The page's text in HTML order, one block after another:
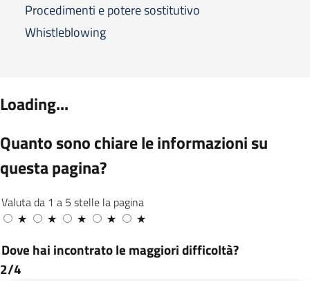
Procedimenti e potere sostitutivo
Whistleblowing